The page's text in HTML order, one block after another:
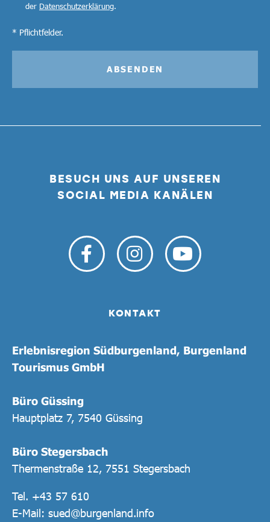
BESUCH UNS AUF UNSEREN
SOCIAL MEDIA KANÄLEN
KONTAKT
Erlebnisregion Südburgenland, Burgenland
Tourismus GmbH
Büro Güssing
Hauptplatz 7, 7540 Güssing
Büro Stegersbach
Thermenstraße 12, 7551 Stegersbach
Tel. +43 57 610
E-Mail: sued@burgenland.info
der Datenschutzerklärung.
* Pflichtfelder.
ABSENDEN